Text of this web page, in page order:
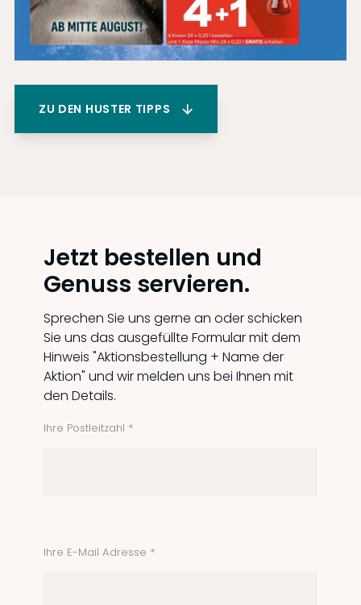
ZU DEN HUSTER TIPPS
Jetzt bestellen und
Genuss servieren.
Sprechen Sie uns gerne an oder schicken
Sie uns das ausgefüllte Formular mit dem
Hinweis "Aktionsbestellung + Name der
Aktion" und wir melden uns bei Ihnen mit
den Details.
Ihre Postleitzahl *
Ihre E-Mail Adresse *